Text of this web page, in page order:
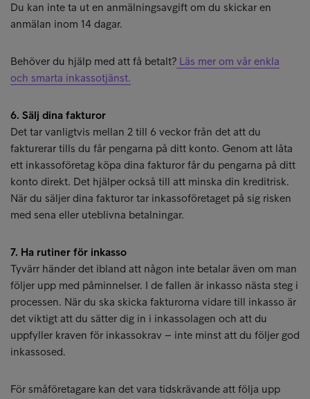
Du kan inte ta ut en anmälningsavgift om du skickar en
anmälan inom 14 dagar.
Behöver du hjälp med att få betalt? Läs mer om vår enkla
och smarta inkassotjänst.
6. Sälj dina fakturor
Det tar vanligtvis mellan 2 till 6 veckor från det att du
fakturerar tills du får pengarna på ditt konto. Genom att låta
ett inkassoföretag köpa dina fakturor får du pengarna på ditt
konto direkt. Det hjälper också till att minska din kreditrisk.
När du säljer dina fakturor tar inkassoföretaget på sig risken
med sena eller uteblivna betalningar.
7. Ha rutiner för inkasso
Tyvärr händer det ibland att någon inte betalar även om man
följer upp med påminnelser. I de fallen är inkasso nästa steg i
processen. När du ska skicka fakturorna vidare till inkasso är
det viktigt att du sätter dig in i inkassolagen och att du
uppfyller kraven för inkassokrav – inte minst att du följer god
inkassosed.
För småföretagare kan det vara tidskrävande att följa upp